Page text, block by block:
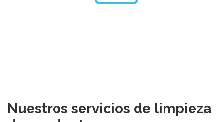
Nuestros servicios de limpieza